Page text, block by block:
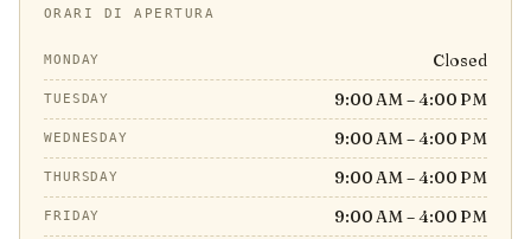
ORARI DI APERTURA
MONDAY Closed
TUESDAY 9:00 AM – 4:00 PM
WEDNESDAY 9:00 AM – 4:00 PM
THURSDAY 9:00 AM – 4:00 PM
FRIDAY 9:00 AM – 4:00 PM